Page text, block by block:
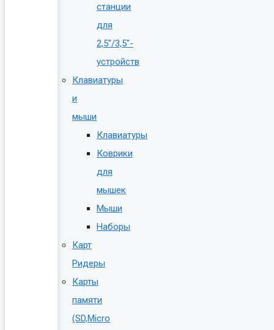
станции
для
2,5″/3,5″-
устройств
Клавиатуры
и
мыши
Клавиатуры
Коврики
для
мышек
Мыши
Наборы
Карт
Ридеры
Карты
памяти
(SD,Micro